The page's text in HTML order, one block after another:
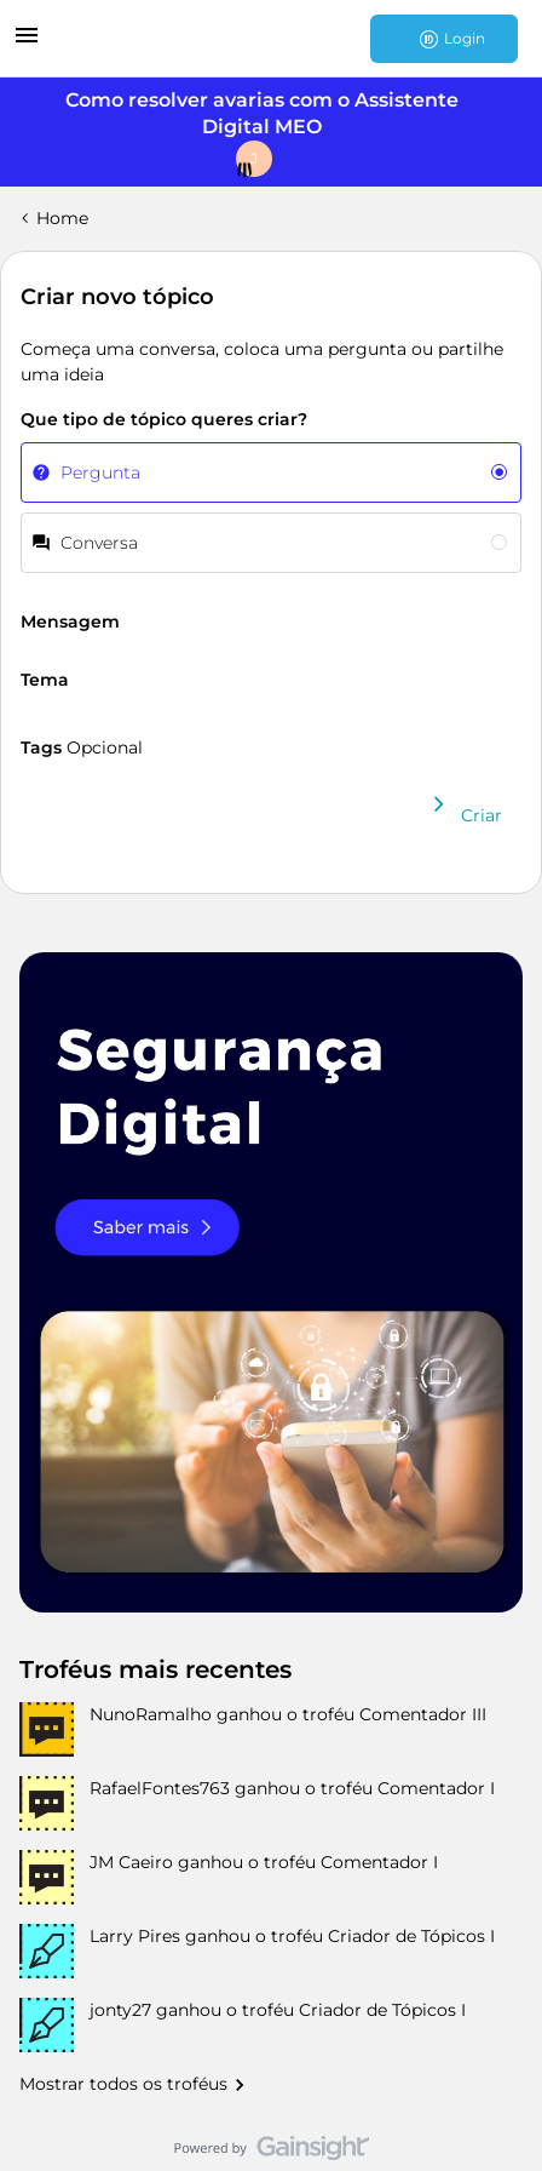
Login
Como resolver avarias com o Assistente
Digital MEO
J
Home
Criar novo tópico
Começa uma conversa, coloca uma pergunta ou partilhe
uma ideia
Que tipo de tópico queres criar?
Pergunta
Conversa
Mensagem
Tema
Tags Opcional
Criar
Troféus mais recentes
NunoRamalho ganhou o troféu Comentador III
RafaelFontes763 ganhou o troféu Comentador I
JM Caeiro ganhou o troféu Comentador I
Larry Pires ganhou o troféu Criador de Tópicos I
jonty27 ganhou o troféu Criador de Tópicos I
Mostrar todos os troféus